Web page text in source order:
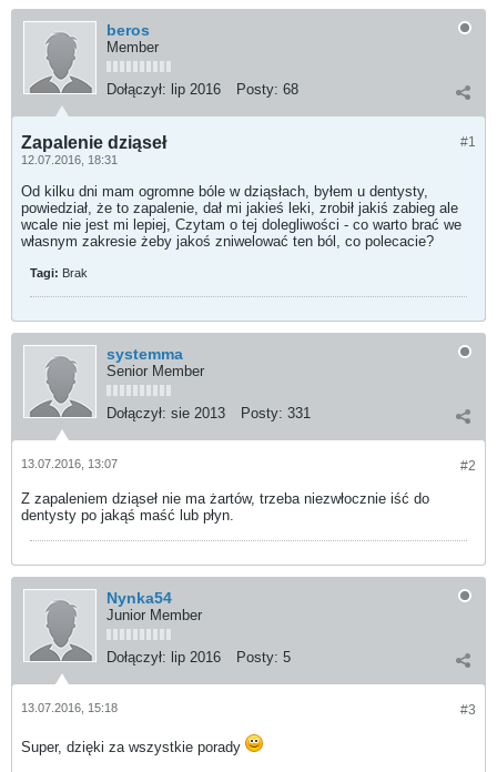
beros
Member
Dołączył: lip 2016 Posty: 68
#1
Zapalenie dziąseł
12.07.2016, 18:31
Od kilku dni mam ogromne bóle w dziąsłach, byłem u dentysty,
powiedział, że to zapalenie, dał mi jakieś leki, zrobił jakiś zabieg ale
wcale nie jest mi lepiej, Czytam o tej dolegliwości - co warto brać we
własnym zakresie żeby jakoś zniwelować ten ból, co polecacie?
Tagi: Brak
systemma
Senior Member
Dołączył: sie 2013 Posty: 331
#2
13.07.2016, 13:07
Z zapaleniem dziąseł nie ma żartów, trzeba niezwłocznie iść do
dentysty po jakąś maść lub płyn.
Nynka54
Junior Member
Dołączył: lip 2016 Posty: 5
#3
13.07.2016, 15:18
Super, dzięki za wszystkie porady